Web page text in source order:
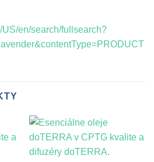
US/en/search/fullsearch?